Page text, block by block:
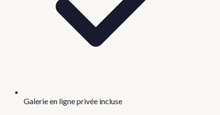
Galerie en ligne privée incluse